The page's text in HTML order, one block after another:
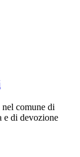
comune di
e di devozione